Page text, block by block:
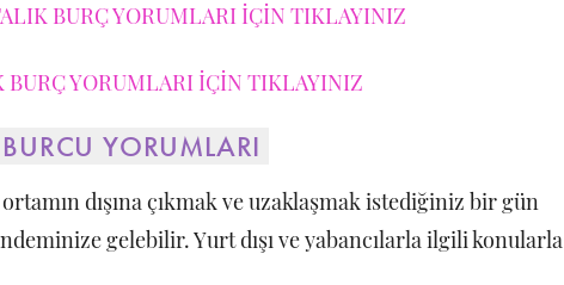
BURÇ YORUMLARI İÇİN TIKLAYINIZ
BURÇ YORUMLARI İÇİN TIKLAYINIZ
YORUMLARI
dışına çıkmak ve uzaklaşmak istediğiniz bir gün
gelebilir. Yurt dışı ve yabancılarla ilgili konularla